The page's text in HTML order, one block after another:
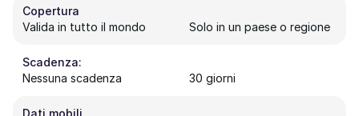
Copertura
Valida in tutto il mondo
Solo in un paese o regione
Scadenza:
Nessuna scadenza
30 giorni
Dati mobili